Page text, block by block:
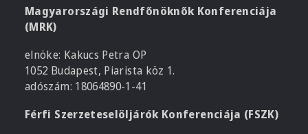
Magyarországi Rendfőnöknők Konferenciája
(MRK)
elnöke: Kakucs Petra OP
1052 Budapest, Piarista köz 1.
adószám: 18064890-1-41
Férfi Szerzeteselöljárók Konferenciája (FSZK)